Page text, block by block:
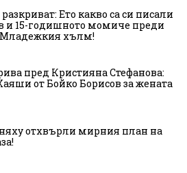
Ето какво са си писали
и 15-годишното момиче преди
Младежкия хълм!
пред Кристияна Стефанова:
от Бойко Борисов за жената
отхвърли мирния план на